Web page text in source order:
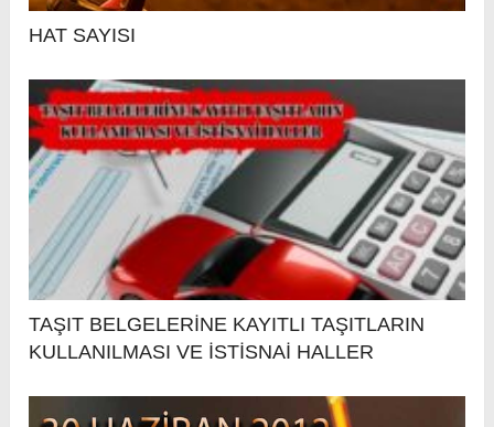
HAT SAYISI
TAŞIT BELGELERİNE KAYITLI TAŞITLARIN
KULLANILMASI VE İSTİSNAİ HALLER